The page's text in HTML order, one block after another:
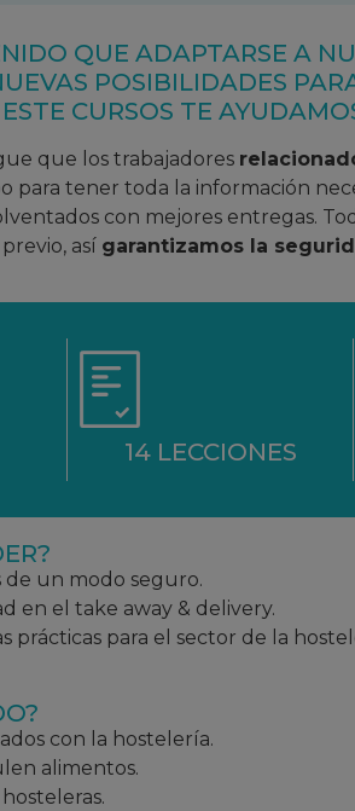
QUE ADAPTARSE A
POSIBILIDADES
CURSOS TE
que los trabajadores
para tener toda la información
con mejores entregas.
así garantizamos la
14 LECCIONES
de un modo seguro.
en el take away & delivery.
prácticas para el sector de la
con la hostelería.
alimentos.